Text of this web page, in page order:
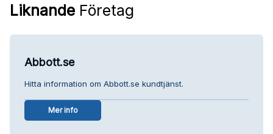
Liknande Företag
Abbott.se
Hitta information om Abbott.se kundtjänst.
Mer info